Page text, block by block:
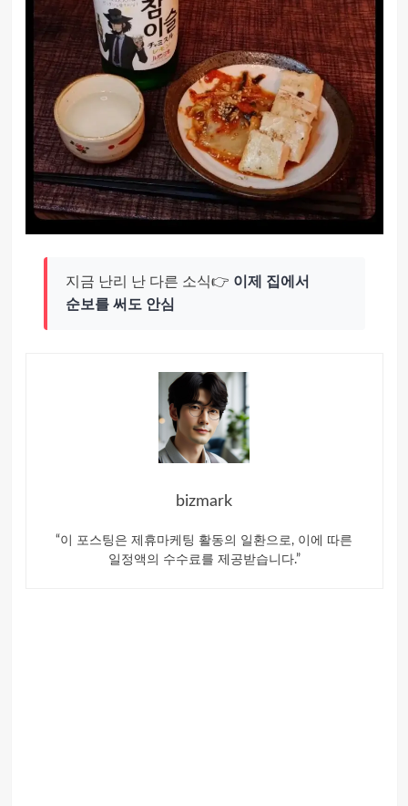
지금 난리 난 다른 소식👉 이제 집에서
순보를 써도 안심
bizmark
“이 포스팅은 제휴마케팅 활동의 일환으로, 이에 따른
일정액의 수수료를 제공받습니다.”